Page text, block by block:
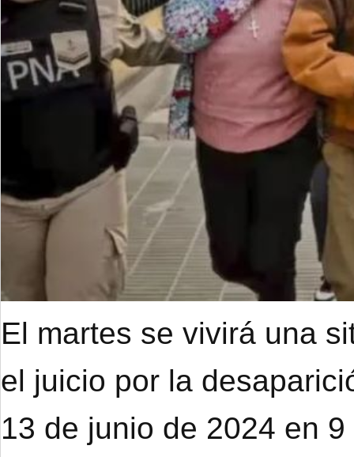
El martes se vivirá una
el juicio por la
13 de junio de 2024 en